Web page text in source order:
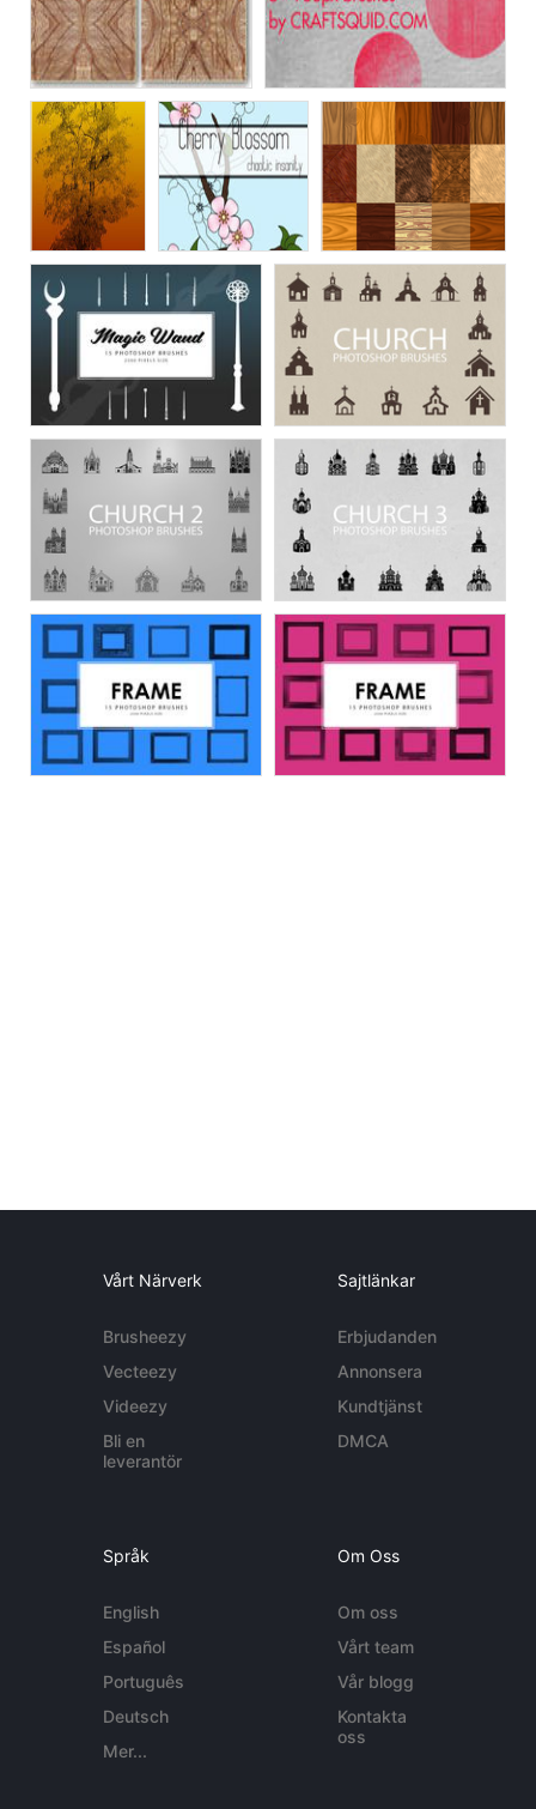
Vårt Närverk
Brusheezy
Vecteezy
Videezy
Bli en
leverantör
Sajtlänkar
Erbjudanden
Annonsera
Kundtjänst
DMCA
Språk
English
Español
Português
Deutsch
Mer...
Om Oss
Om oss
Vårt team
Vår blogg
Kontakta
oss